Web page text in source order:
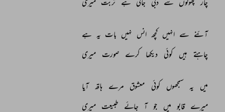
آئنے سے انہیں کچھ انس نہیں بات یہ ہے
چاہتے ہیں کوئی دیکھا کرے صورت میری
میں یہ سمجھوں کوئی معشوق مرے ہاتھ آیا
میرے قابو میں جو آ جائے طبیعت میری